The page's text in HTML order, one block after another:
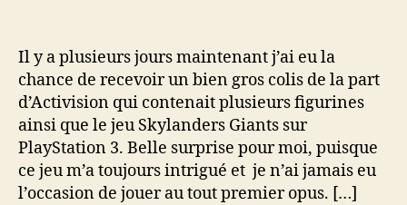
Skylanders
Giants
ou
quand
vos
figurines
prennent
vie…
Il y a plusieurs jours maintenant j’ai eu la
chance de recevoir un bien gros colis de la part
d’Activision qui contenait plusieurs figurines
ainsi que le jeu Skylanders Giants sur
PlayStation 3. Belle surprise pour moi, puisque
ce jeu m’a toujours intrigué et je n’ai jamais eu
l’occasion de jouer au tout premier opus. […]